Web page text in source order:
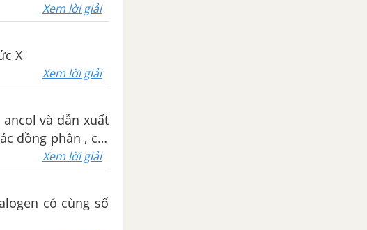
Xem lời giải
X
Xem lời giải
ancol và dẫn xuất
đồng phân , chỉ
Xem lời giải
có cùng số